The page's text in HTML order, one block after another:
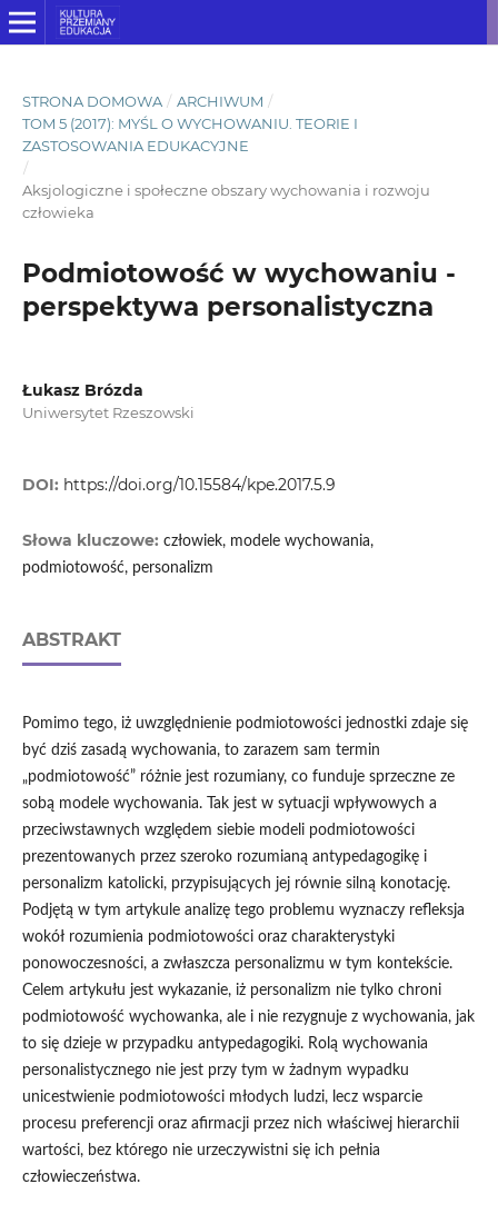
STRONA DOMOWA / ARCHIWUM /
TOM 5 (2017): MYŚL O WYCHOWANIU. TEORIE I
ZASTOSOWANIA EDUKACYJNE
/
Aksjologiczne i społeczne obszary wychowania i rozwoju
człowieka
Podmiotowość w wychowaniu -
perspektywa personalistyczna
Łukasz Brózda
Uniwersytet Rzeszowski
DOI: https://doi.org/10.15584/kpe.2017.5.9
Słowa kluczowe: człowiek, modele wychowania,
podmiotowość, personalizm
ABSTRAKT
Pomimo tego, iż uwzględnienie podmiotowości jednostki zdaje się
być dziś zasadą wychowania, to zarazem sam termin
„podmiotowość” różnie jest rozumiany, co funduje sprzeczne ze
sobą modele wychowania. Tak jest w sytuacji wpływowych a
przeciwstawnych względem siebie modeli podmiotowości
prezentowanych przez szeroko rozumianą antypedagogikę i
personalizm katolicki, przypisujących jej równie silną konotację.
Podjętą w tym artykule analizę tego problemu wyznaczy refleksja
wokół rozumienia podmiotowości oraz charakterystyki
ponowoczesności, a zwłaszcza personalizmu w tym kontekście.
Celem artykułu jest wykazanie, iż personalizm nie tylko chroni
podmiotowość wychowanka, ale i nie rezygnuje z wychowania, jak
to się dzieje w przypadku antypedagogiki. Rolą wychowania
personalistycznego nie jest przy tym w żadnym wypadku
unicestwienie podmiotowości młodych ludzi, lecz wsparcie
procesu preferencji oraz afirmacji przez nich właściwej hierarchii
wartości, bez którego nie urzeczywistni się ich pełnia
człowieczeństwa.